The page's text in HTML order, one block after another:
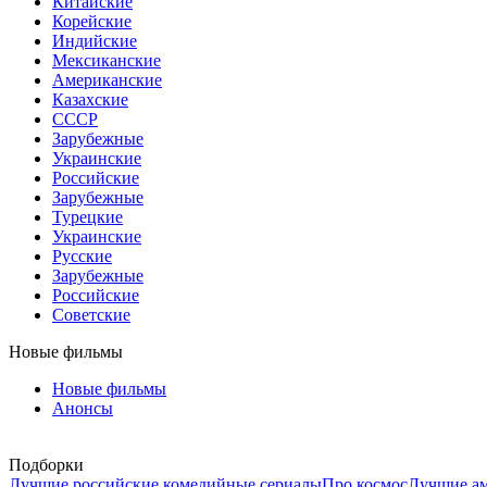
Корейские
Индийские
Мексиканские
Американские
Казахские
СССР
Зарубежные
Украинские
Российские
Зарубежные
Турецкие
Украинские
Русские
Зарубежные
Российские
Советские
Новые фильмы
Новые фильмы
Анонсы
Подборки